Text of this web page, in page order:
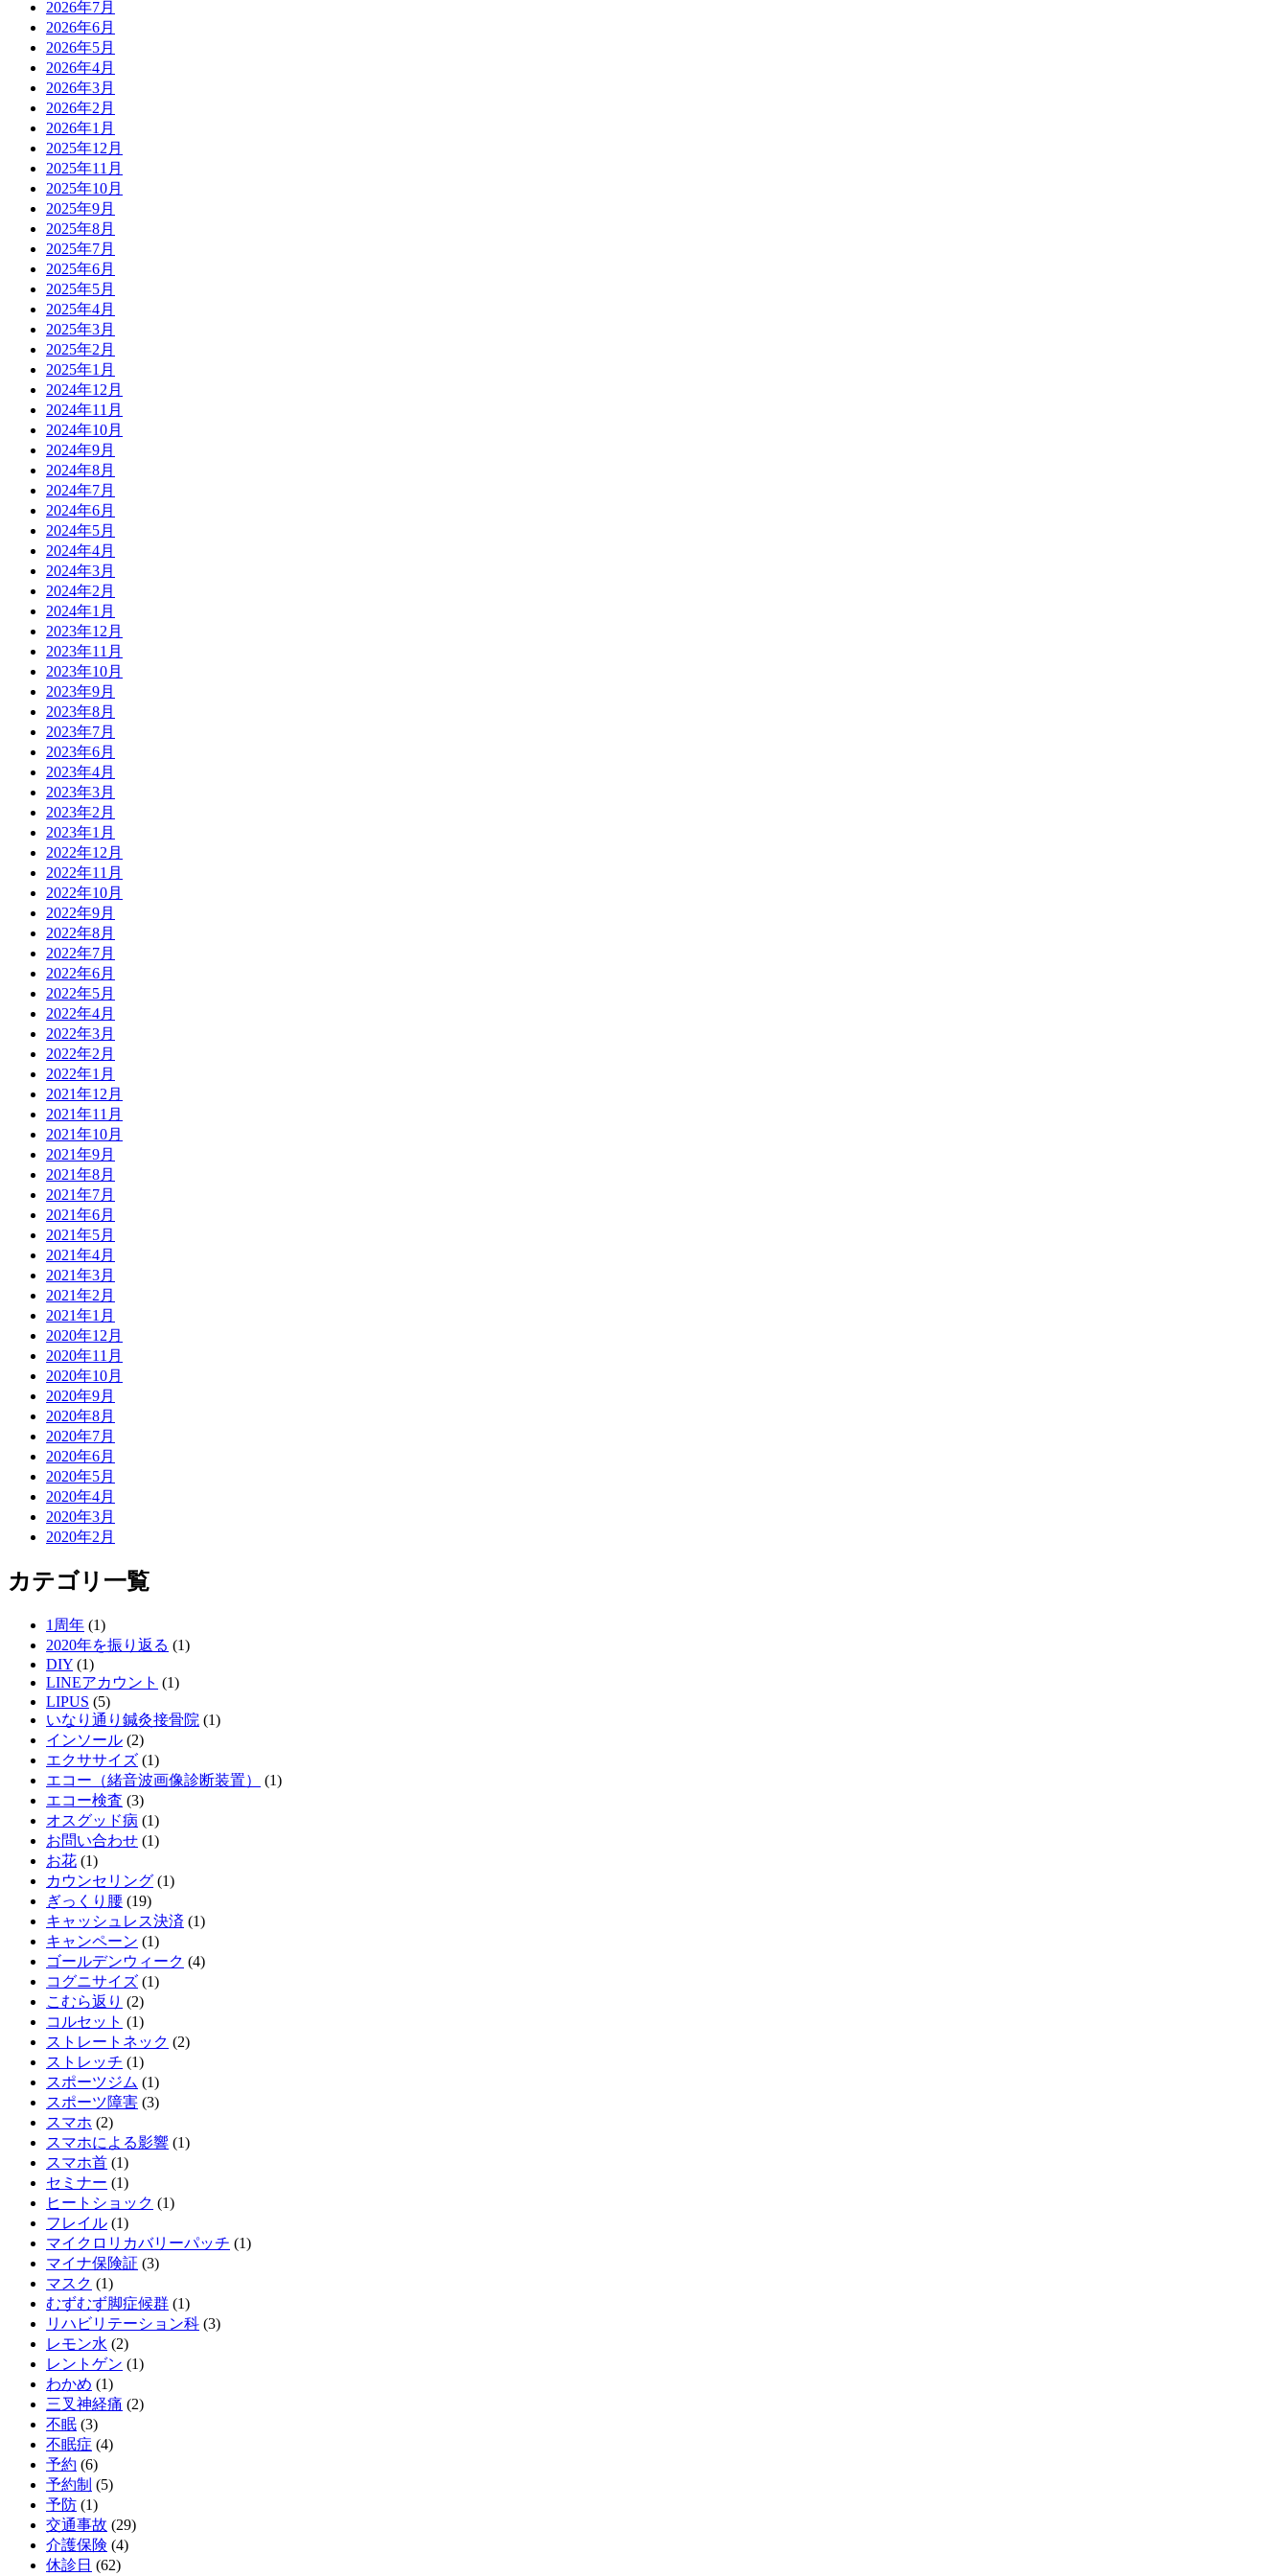
2026年7月
2026年6月
2026年5月
2026年4月
2026年3月
2026年2月
2026年1月
2025年12月
2025年11月
2025年10月
2025年9月
2025年8月
2025年7月
2025年6月
2025年5月
2025年4月
2025年3月
2025年2月
2025年1月
2024年12月
2024年11月
2024年10月
2024年9月
2024年8月
2024年7月
2024年6月
2024年5月
2024年4月
2024年3月
2024年2月
2024年1月
2023年12月
2023年11月
2023年10月
2023年9月
2023年8月
2023年7月
2023年6月
2023年4月
2023年3月
2023年2月
2023年1月
2022年12月
2022年11月
2022年10月
2022年9月
2022年8月
2022年7月
2022年6月
2022年5月
2022年4月
2022年3月
2022年2月
2022年1月
2021年12月
2021年11月
2021年10月
2021年9月
2021年8月
2021年7月
2021年6月
2021年5月
2021年4月
2021年3月
2021年2月
2021年1月
2020年12月
2020年11月
2020年10月
2020年9月
2020年8月
2020年7月
2020年6月
2020年5月
2020年4月
2020年3月
2020年2月
カテゴリ一覧
1周年 (1)
2020年を振り返る (1)
DIY (1)
LINEアカウント (1)
LIPUS (5)
いなり通り鍼灸接骨院 (1)
インソール (2)
エクササイズ (1)
エコー（緒音波画像診断装置）
(1)
エコー検査 (3)
オスグッド病 (1)
お問い合わせ (1)
お花 (1)
カウンセリング (1)
ぎっくり腰 (19)
キャッシュレス決済 (1)
キャンペーン (1)
ゴールデンウィーク (4)
コグニサイズ (1)
こむら返り (2)
コルセット (1)
ストレートネック (2)
ストレッチ (1)
スポーツジム (1)
スポーツ障害 (3)
スマホ (2)
スマホによる影響 (1)
スマホ首 (1)
セミナー (1)
ヒートショック (1)
フレイル (1)
マイクロリカバリーパッチ (1)
マイナ保険証 (3)
マスク (1)
むずむず脚症候群 (1)
リハビリテーション科 (3)
レモン水 (2)
レントゲン (1)
わかめ (1)
三叉神経痛 (2)
不眠 (3)
不眠症 (4)
予約 (6)
予約制 (5)
予防 (1)
交通事故 (29)
介護保険 (4)
休診日 (62)